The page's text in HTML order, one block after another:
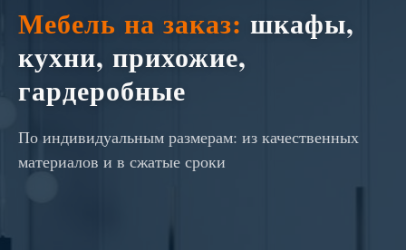
Мебель на заказ: шкафы,
кухни, прихожие,
гардеробные
По индивидуальным размерам: из качественных
материалов и в сжатые сроки